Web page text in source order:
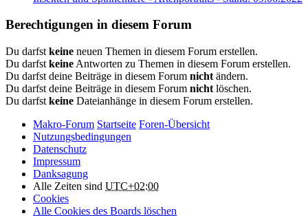
Berechtigungen in diesem Forum
Du darfst keine neuen Themen in diesem Forum erstellen.
Du darfst keine Antworten zu Themen in diesem Forum erstellen.
Du darfst deine Beiträge in diesem Forum nicht ändern.
Du darfst deine Beiträge in diesem Forum nicht löschen.
Du darfst keine Dateianhänge in diesem Forum erstellen.
Makro-Forum Startseite Foren-Übersicht
Nutzungsbedingungen
Datenschutz
Impressum
Danksagung
Alle Zeiten sind UTC+02:00
Cookies
Alle Cookies des Boards löschen